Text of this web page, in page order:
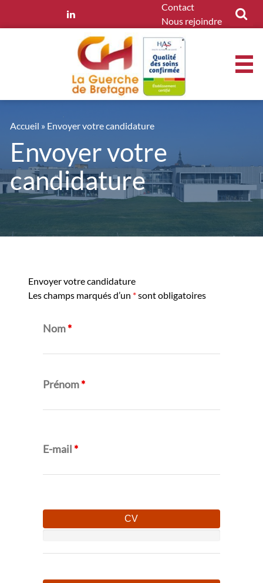
Contact
Nous rejoindre
Envoyer votre
candidature
Accueil » Envoyer votre candidature
Envoyer votre candidature
Les champs marqués d’un *sont obligatoires
Nom*
Prénom*
E-mail *
CV